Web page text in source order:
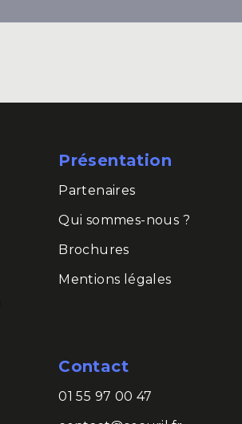
Présentation
Partenaires
Qui sommes-nous ?
Brochures
Mentions légales
Contact
01 55 97 00 47